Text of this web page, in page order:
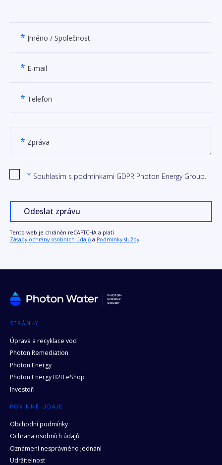
* Jméno / Společnost
* E-mail
* Telefon
* Zpráva
* Souhlasím s podmínkami GDPR Photon Energy Group.
Odeslat zprávu
Tento web je chráněn reCAPTCHA a platí
Zásady ochrany osobních údajů a Podmínky služby
STRÁNKY
Úprava a recyklace vod
Photon Remediation
Photon Energy
Photon Energy B2B eShop
Investoři
POVINNÉ ÚDAJE
Obchodní podmínky
Ochrana osobních údajů
Oznámení nesprávného jednání
Udržitelnost